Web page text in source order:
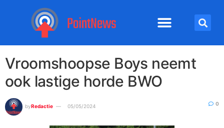
Vroomshoopse Boys neemt
ook lastige horde BWO
byRedactie 05/05/2024 0